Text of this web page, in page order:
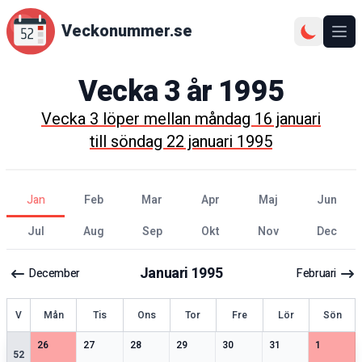
Veckonummer.se
Vecka3år 1995
Vecka3löper mellanmåndag 16 januari
tillsöndag 22 januari 1995
jan feb mar apr maj
jun
jul
aug sep okt nov dec
December Januari 1995 Februari
Vecka Mån Tis Ons Tor Fre Lör Sön
52
26
3speciella datum
27
2speciella datum
28
1speciella datum
29
2speciella datum
30
2speciella datum
31
2speciella datum
11